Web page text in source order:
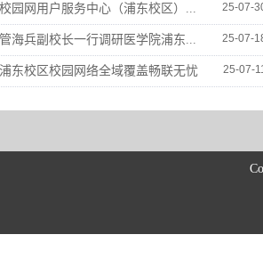
校园网用户服务中心（浦东校区）... 25-07-
管海兵副校长一行调研医学院浦东... 25-07-
浦东校区校园网络全域覆盖畅联无忧 25-07-